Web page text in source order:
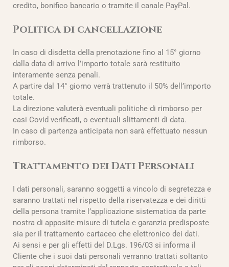
credito, bonifico bancario o tramite il canale PayPal.
Politica di cancellazione
In caso di disdetta della prenotazione fino al 15° giorno
dalla data di arrivo l’importo totale sarà restituito
interamente senza penali.
A partire dal 14° giorno verrà trattenuto il 50% dell’importo
totale.
La direzione valuterà eventuali politiche di rimborso per
casi Covid verificati, o eventuali slittamenti di data.
In caso di partenza anticipata non sarà effettuato nessun
rimborso.
Trattamento dei Dati Personali
I dati personali, saranno soggetti a vincolo di segretezza e
saranno trattati nel rispetto della riservatezza e dei diritti
della persona tramite l’applicazione sistematica da parte
nostra di apposite misure di tutela e garanzia predisposte
sia per il trattamento cartaceo che elettronico dei dati.
Ai sensi e per gli effetti del D.Lgs. 196/03 si informa il
Cliente che i suoi dati personali verranno trattati soltanto